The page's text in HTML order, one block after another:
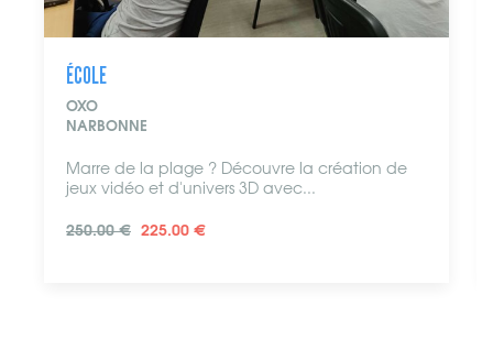
CASTELNAUDARY
Pour tout ce qui concerne la réparation et le
dépannage de téléphones, de...
POUR UN PC PORTABLE ACHETÉ, UNE SOURIS ET